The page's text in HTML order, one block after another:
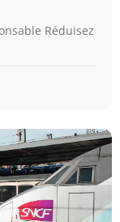
Réduisez